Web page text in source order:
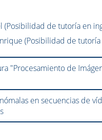
(Posibilidad de tutoría en
(Posibilidad de tutoría
"Procesamiento de
en secuencias de